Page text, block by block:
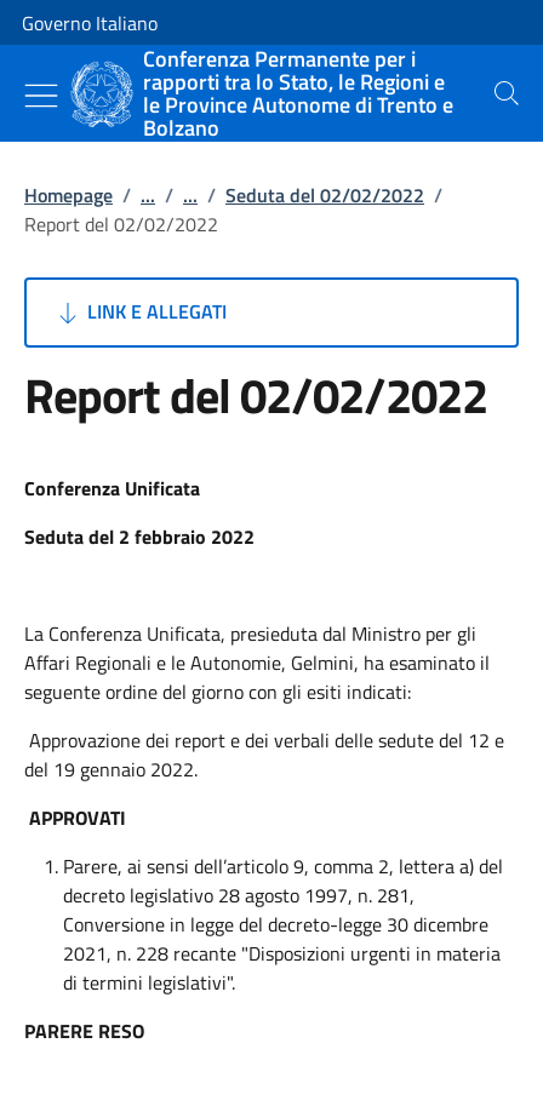
Vai al contenuto
Vai alla navigazione del sito
Governo Italiano
Conferenza Permanente per i
rapporti tra lo Stato, le Regioni e
le Province Autonome di Trento e
Bolzano
Cerca
Homepage / ... / ... / Seduta del 02/02/2022 /
Report del 02/02/2022
LINK E ALLEGATI
Report del 02/02/2022
Conferenza Unificata
Seduta del 2 febbraio 2022
La Conferenza Unificata, presieduta dal Ministro per gli
Affari Regionali e le Autonomie, Gelmini, ha esaminato il
seguente ordine del giorno con gli esiti indicati:
Approvazione dei report e dei verbali delle sedute del 12 e
del 19 gennaio 2022.
APPROVATI
Parere, ai sensi dell’articolo 9, comma 2, lettera a) del
decreto legislativo 28 agosto 1997, n. 281,
Conversione in legge del decreto-legge 30 dicembre
2021, n. 228 recante "Disposizioni urgenti in materia
di termini legislativi".
PARERE RESO